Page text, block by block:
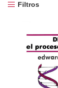
Filtros